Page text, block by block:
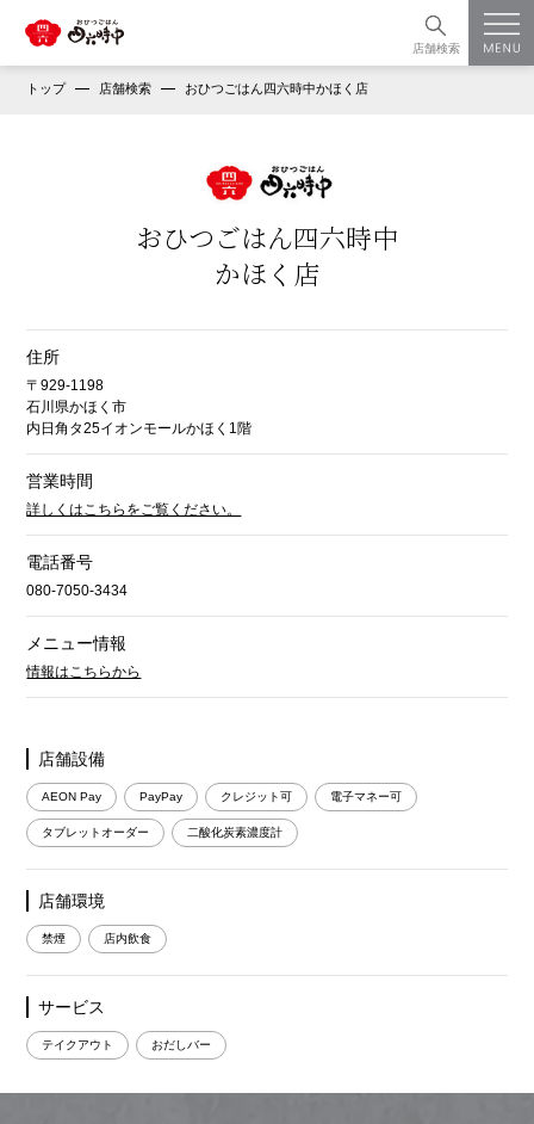
店舗検索
トップ 店舗検索 おひつごはん四六時中かほく店
おひつごはん四六時中
かほく店
住所
〒929-1198
石川県かほく市
内日角タ25イオンモールかほく1階
営業時間
詳しくはこちらをご覧ください。
電話番号
080-7050-3434
メニュー情報
情報はこちらから
店舗設備
AEON Pay PayPay クレジット可 電子マネー可
タブレットオーダー 二酸化炭素濃度計
店舗環境
禁煙 店内飲食
サービス
テイクアウト おだしバー